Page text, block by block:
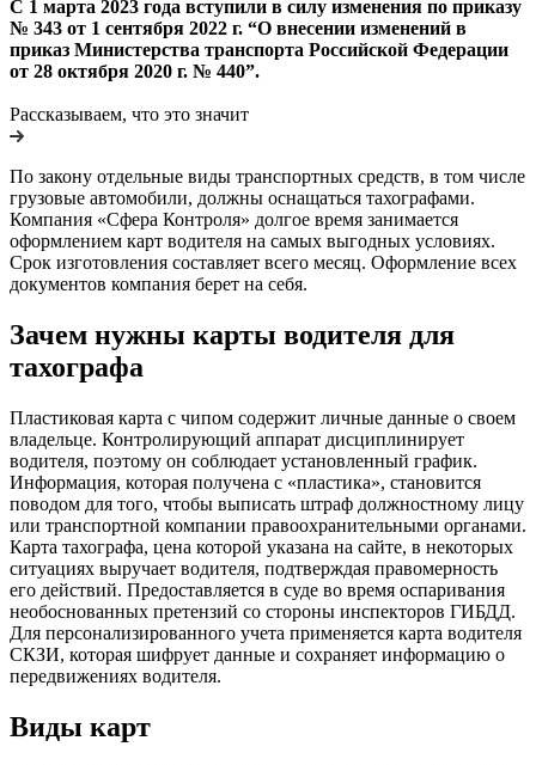
С 1 марта 2023 года вступили в силу изменения по приказу
№ 343 от 1 сентября 2022 г. “О внесении изменений в
приказ Министерства транспорта Российской Федерации
от 28 октября 2020 г. № 440”.
Рассказываем, что это значит
По закону отдельные виды транспортных средств, в том числе
грузовые автомобили, должны оснащаться тахографами.
Компания «Сфера Контроля» долгое время занимается
оформлением карт водителя на самых выгодных условиях.
Срок изготовления составляет всего месяц. Оформление всех
документов компания берет на себя.
Зачем нужны карты водителя для
тахографа
Пластиковая карта с чипом содержит личные данные о своем
владельце. Контролирующий аппарат дисциплинирует
водителя, поэтому он соблюдает установленный график.
Информация, которая получена с «пластика», становится
поводом для того, чтобы выписать штраф должностному лицу
или транспортной компании правоохранительными органами.
Карта тахографа, цена которой указана на сайте, в некоторых
ситуациях выручает водителя, подтверждая правомерность
его действий. Предоставляется в суде во время оспаривания
необоснованных претензий со стороны инспекторов ГИБДД.
Для персонализированного учета применяется карта водителя
СКЗИ, которая шифрует данные и сохраняет информацию о
передвижениях водителя.
Виды карт